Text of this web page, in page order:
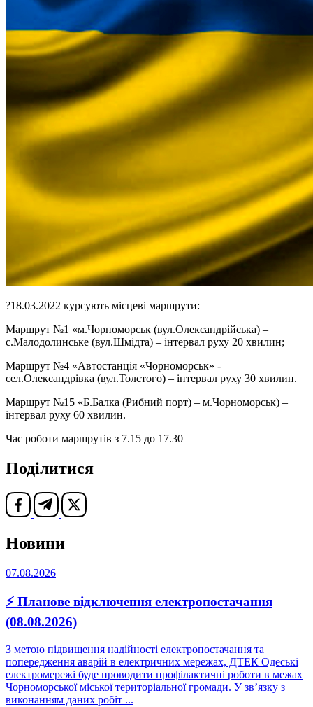
?18.03.2022 курсують місцеві маршрути:
Маршрут №1 «м.Чорноморськ (вул.Олександрійська) –
с.Малодолинське (вул.Шмідта) – інтервал руху 20 хвилин;
Маршрут №4 «Автостанція «Чорноморськ» -
сел.Олександрівка (вул.Толстого) – інтервал руху 30 хвилин.
Маршрут №15 «Б.Балка (Рибний порт) – м.Чорноморськ) –
інтервал руху 60 хвилин.
Час роботи маршрутів з 7.15 до 17.30
Поділитися
Новини
07.08.2026
⚡ Планове відключення електропостачання
(08.08.2026)
З метою підвищення надійності електропостачання та
попередження аварій в електричних мережах, ДТЕК Одеські
електромережі буде проводити профілактичні роботи в межах
Чорноморської міської територіальної громади. У зв’язку з
виконанням даних робіт ...